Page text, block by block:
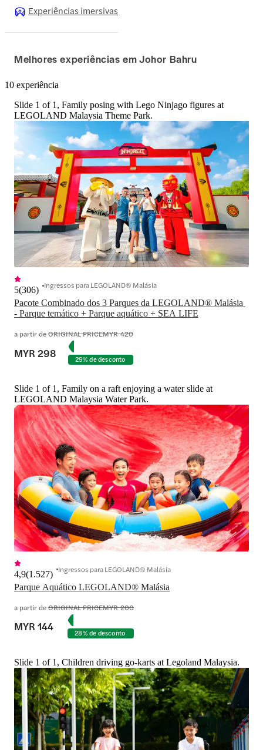
Experiências imersivas
Melhores experiências em Johor Bahru
10 experiência
Slide 1 of 1, Family posing with Lego Ninjago figures at
LEGOLAND Malaysia Theme Park.
Pacote Combinado dos 3 Parques da LEGOLAND® Malásia
- Parque temático + Parque aquático + SEA LIFE
5(306) Ingressos para LEGOLAND® Malásia
a partir deORIGINAL PRICEMYR 420
MYR 298 29% de desconto
Slide 1 of 1, Family on a raft enjoying a water slide at
LEGOLAND Malaysia Water Park.
Parque Aquático LEGOLAND® Malásia
4,9(1.527) Ingressos para LEGOLAND® Malásia
a partir deORIGINAL PRICEMYR 200
MYR 144 28% de desconto
Slide 1 of 1, Children driving go-karts at Legoland Malaysia.